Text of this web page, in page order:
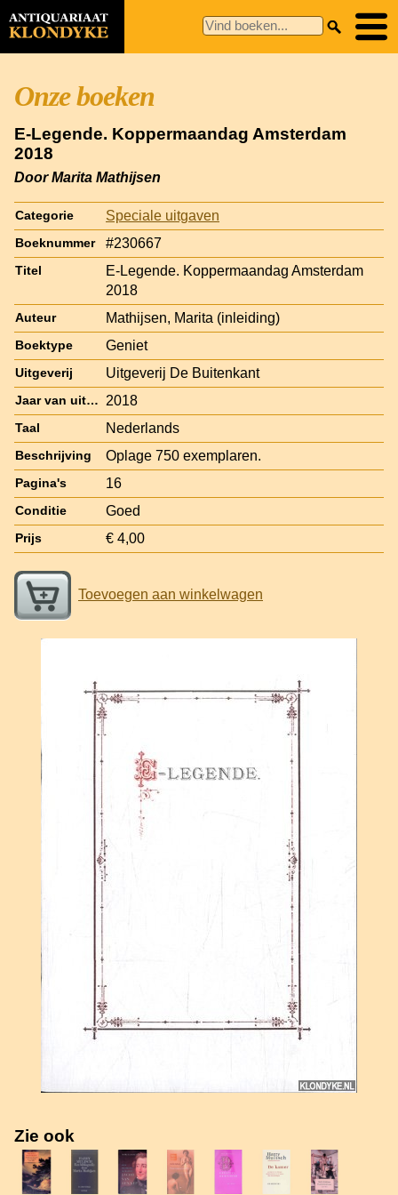
Onze boeken
E-Legende. Koppermaandag Amsterdam
2018
Door Marita Mathijsen
Categorie Speciale uitgaven
Boeknummer #230667
Titel
E-Legende. Koppermaandag Amsterdam
2018
Auteur Mathijsen, Marita (inleiding)
Boektype Geniet
Uitgeverij Uitgeverij De Buitenkant
Jaar van uitgave 2018
Taal Nederlands
Beschrijving Oplage 750 exemplaren.
Pagina's 16
Conditie Goed
Prijs € 4,00
Toevoegen aan winkelwagen
Zie ook